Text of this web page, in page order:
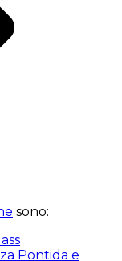
sono:
Pontida e